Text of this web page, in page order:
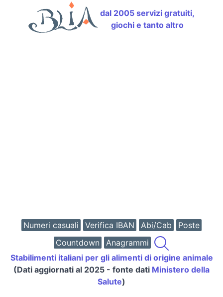
dal 2005 servizi gratuiti,
giochi e tanto altro
Numeri casuali Verifica IBAN Abi/Cab
Poste
Countdown
Anagrammi
Stabilimenti italiani per gli alimenti di origine animale
(Dati aggiornati al 2025 - fonte dati Ministero della
Salute)